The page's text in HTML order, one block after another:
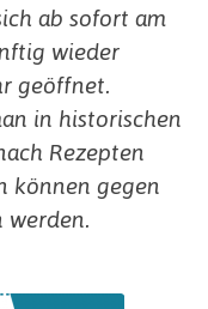
ab sofort am
wieder
geöffnet.
in historischen
Rezepten
können gegen
werden.